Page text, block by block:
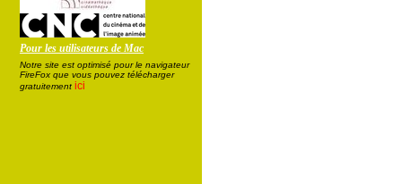
Pour les utilisateurs de Mac
Notre site est optimisé pour le navigateur
FireFox que vous pouvez télécharger
gratuitement ici